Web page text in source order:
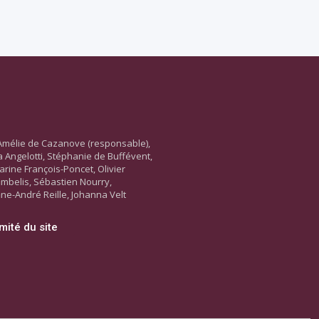
de Cazanove (responsable),
Angelotti, Stéphanie de Buffévent,
François-Poncet, Olivier
Sébastien Nourry,
André Reille, Johanna Velt
du site